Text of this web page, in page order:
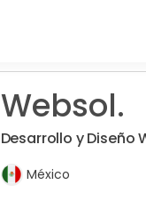
Websol.
Desarrollo y Diseño
México